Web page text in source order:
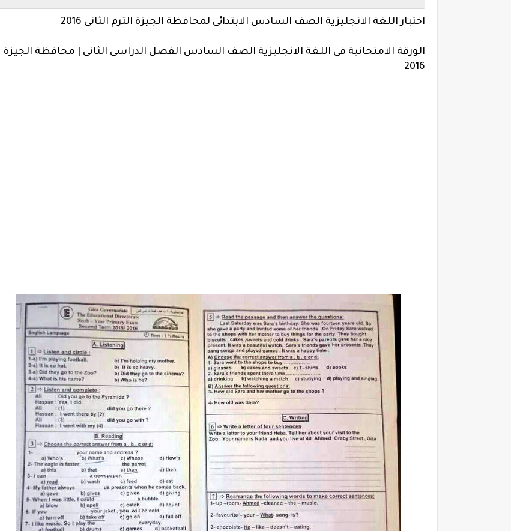
اختبار اللغة الانجليزية الصف السادس الابتدائى لمحافظة الجيزة الترم الثانى 2016
الورقة الامتحانية فى اللغة الانجليزية الصف السادس الفصل الدراسى الثانى | محافظة الجيزة
2016